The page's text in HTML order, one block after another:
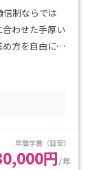
制ならでは
わせた手厚い
方を自由に選
セスしやすい
学費は通信制
けやすいのが
年間学費（目安）
円/年